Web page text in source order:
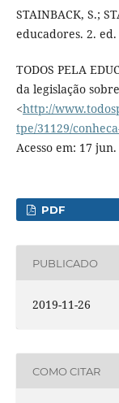
STAINBACK, S.;
educadores. 2.
TODOS PELA
da legislação
<http://
tpe/31129/
Acesso em: 17 jun.
PDF
PUBLICADO
2019-11-26
COMO CITAR